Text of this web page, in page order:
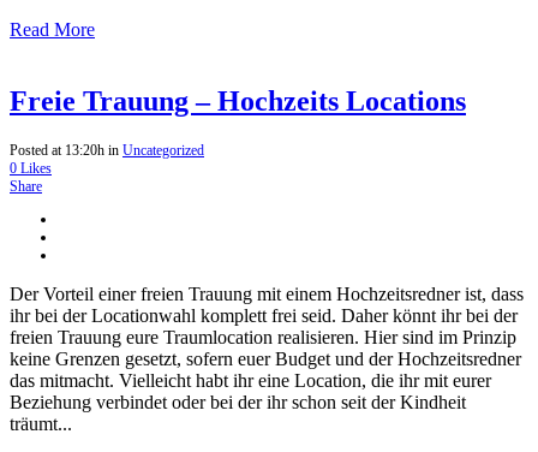
Read More
Freie Trauung – Hochzeits Locations
Posted at 13:20h in Uncategorized
0 Likes
Share
Der Vorteil einer freien Trauung mit einem Hochzeitsredner ist, dass
ihr bei der Locationwahl komplett frei seid. Daher könnt ihr bei der
freien Trauung eure Traumlocation realisieren. Hier sind im Prinzip
keine Grenzen gesetzt, sofern euer Budget und der Hochzeitsredner
das mitmacht. Vielleicht habt ihr eine Location, die ihr mit eurer
Beziehung verbindet oder bei der ihr schon seit der Kindheit
träumt...